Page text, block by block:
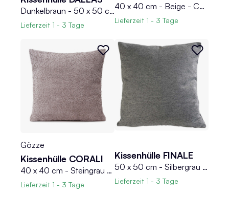
Dunkelbraun - 50 x 50 cm - Unifarben
Lieferzeit 1 - 3 Tage
40 x 40 cm - Beige - Chenillegarn - mit Reißverschluss
Lieferzeit 1 - 3 Tage
Gözze
Kissenhülle CORALI
40 x 40 cm - Steingrau - mit Reißverschluss - Boucleoptik
Lieferzeit 1 - 3 Tage
Kissenhülle FINALE
50 x 50 cm - Silbergrau - mit Reißverschluss
Lieferzeit 1 - 3 Tage